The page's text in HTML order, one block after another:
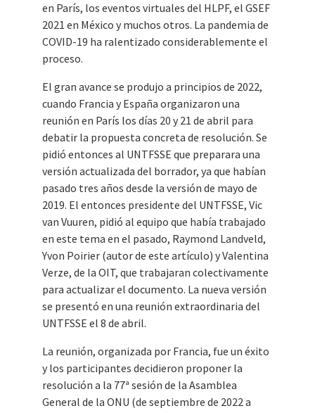
en París, los eventos virtuales del HLPF, el GSEF
2021 en México y muchos otros. La pandemia de
COVID-19 ha ralentizado considerablemente el
proceso.
El gran avance se produjo a principios de 2022,
cuando Francia y España organizaron una
reunión en París los días 20 y 21 de abril para
debatir la propuesta concreta de resolución. Se
pidió entonces al UNTFSSE que preparara una
versión actualizada del borrador, ya que habían
pasado tres años desde la versión de mayo de
2019. El entonces presidente del UNTFSSE, Vic
van Vuuren, pidió al equipo que había trabajado
en este tema en el pasado, Raymond Landveld,
Yvon Poirier (autor de este artículo) y Valentina
Verze, de la OIT, que trabajaran colectivamente
para actualizar el documento. La nueva versión
se presentó en una reunión extraordinaria del
UNTFSSE el 8 de abril.
La reunión, organizada por Francia, fue un éxito
y los participantes decidieron proponer la
resolución a la 77ª sesión de la Asamblea
General de la ONU (de septiembre de 2022 a